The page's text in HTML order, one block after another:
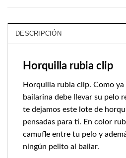
DESCRIPCIÓN
Horquilla rubia clip
Horquilla rubia clip. Como ya
bailarina debe llevar su pelo
te dejamos este lote de
pensadas para ti. En color
camufle entre tu pelo y
ningún pelito al bailar.